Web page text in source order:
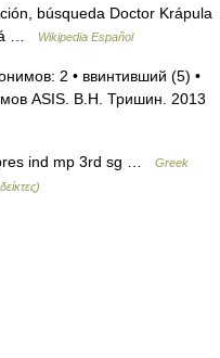
búsqueda Doctor Krápula
…
Wikipedia Español
2 • ввинтивший (5) •
ASIS. В.Н. Тришин. 2013
ind mp 3rd sg …
Greek